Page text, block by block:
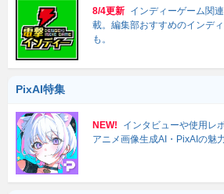
8/4更新 インディーゲーム関
載。編集部おすすめのインデ
も。
PixAI特集
NEW!
インタビューや使用レ
アニメ画像生成AI・PixAIの魅